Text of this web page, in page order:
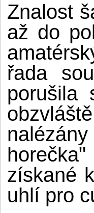
Znalost
až do
řada
porušila
získané
uhlí pro